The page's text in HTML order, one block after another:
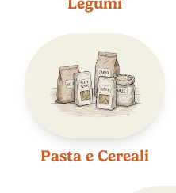
Pasta e Cereali